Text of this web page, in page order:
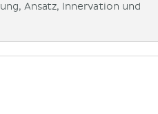
Ansatz, Innervation und